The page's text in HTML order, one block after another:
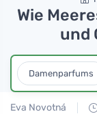
Wie
und
Damenparfums
Eva Novotná